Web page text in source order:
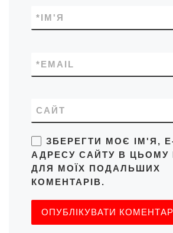
ІМ'Я
*
EMAIL
*
САЙТ
ЗБЕРЕГТИ МОЄ ІМ'Я,
АДРЕСУ САЙТУ В ЦЬОМУ
ДЛЯ МОЇХ ПОДАЛЬШИХ
КОМЕНТАРІВ.